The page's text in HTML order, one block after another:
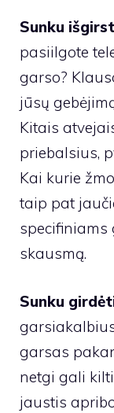
Sunku
pasiilgote
garso?
jūsų
Kitais
priebalsius,
Kai kurie
taip pat
specifiniams
skausmą.
Sunku
garsas
netgi gali
jaustis